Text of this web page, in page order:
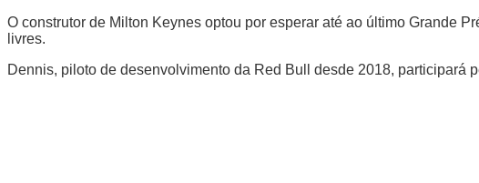
O construtor de Milton Keynes optou por esperar até ao último Grande
livres.
Dennis, piloto de desenvolvimento da Red Bull desde 2018, participará